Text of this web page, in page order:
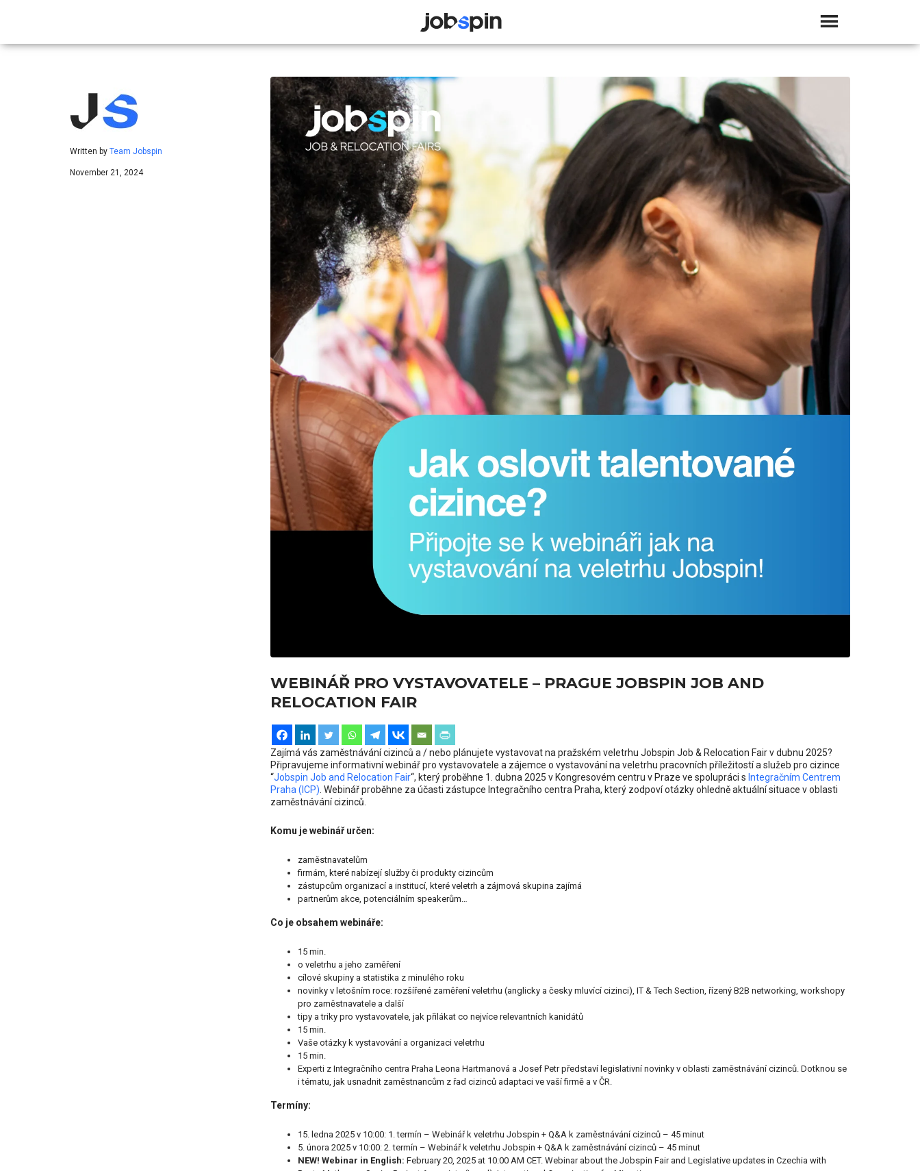
JOBSPIN
Written by Team Jobspin
November 21, 2024
WEBINÁŘ PRO VYSTAVOVATELE – PRAGUE JOBSPIN JOB AND
RELOCATION FAIR
Zajímá vás zaměstnávání cizinců a / nebo plánujete vystavovat na pražském veletrhu Jobspin Job & Relocation Fair v dubnu 2025?
Připravujeme informativní webinář pro vystavovatele a zájemce o vystavování na veletrhu pracovních příležitostí a služeb pro cizince
“Jobspin Job and Relocation Fair“, který proběhne 1. dubna 2025 v Kongresovém centru v Praze ve spolupráci s Integračním Centrem
Praha (ICP). Webinář proběhne za účasti zástupce Integračního centra Praha, který zodpoví otázky ohledně aktuální situace v oblasti
zaměstnávání cizinců.
Komu je webinář určen:
zaměstnavatelům
firmám, které nabízejí služby či produkty cizincům
zástupcům organizací a institucí, které veletrh a zájmová skupina zajímá
partnerům akce, potenciálním speakerům…
Co je obsahem webináře:
15 min.
o veletrhu a jeho zaměření
cílové skupiny a statistika z minulého roku
novinky v letošním roce: rozšířené zaměření veletrhu (anglicky a česky mluvící cizinci), IT & Tech Section, řízený B2B networking, workshopy
pro zaměstnavatele a další
tipy a triky pro vystavovatele, jak přilákat co nejvíce relevantních kanidátů
15 min.
Vaše otázky k vystavování a organizaci veletrhu
15 min.
Experti z Integračního centra Praha Leona Hartmanová a Josef Petr představí legislativní novinky v oblasti zaměstnávání cizinců. Dotknou se
i tématu, jak usnadnit zaměstnancům z řad cizinců adaptaci ve vaší firmě a v ČR.
Termíny:
15. ledna 2025 v 10:00: 1. termín – Webinář k veletrhu Jobspin + Q&A k zaměstnávání cizinců – 45 minut
5. února 2025 v 10:00: 2. termín – Webinář k veletrhu Jobspin + Q&A k zaměstnávání cizinců – 45 minut
NEW! Webinar in English: February 20, 2025 at 10:00 AM CET. Webinar about the Jobspin Fair and Legislative updates in Czechia with